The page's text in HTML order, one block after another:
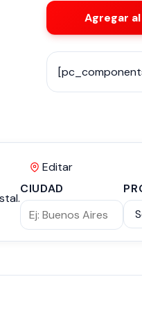
Agregar
Editar
CIUDAD